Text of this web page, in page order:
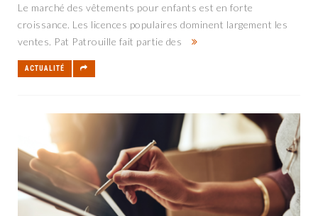
Le marché des vêtements pour enfants est en forte
croissance. Les licences populaires dominent largement les
ventes. Pat Patrouille fait partie des
ACTUALITÉ